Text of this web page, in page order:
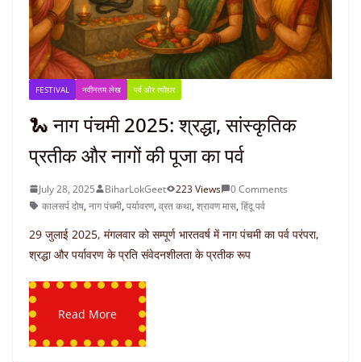
FESTIVAL नवीनतम लेख पर्व और त्यौहार
🐍 नाग पंचमी 2025: श्रद्धा, सांस्कृतिक
प्रतीक और नागों की पूजा का पर्व
July 28, 2025 BiharLokGeet 223 Views
0 Comments
कालसर्प दोष,नाग पंचमी,पर्यावरण,व्रत कथा,श्रावण मास,हिंदू पर्व
29 जुलाई 2025, मंगलवार को सम्पूर्ण भारतवर्ष में नाग पंचमी का पर्व परंपरा,
श्रद्धा और पर्यावरण के प्रति संवेदनशीलता के प्रतीक रूप
Read More